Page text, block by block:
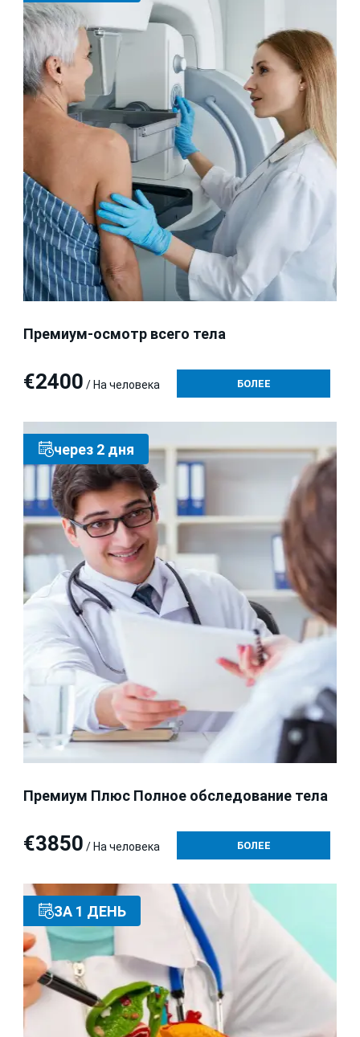
Премиум-осмотр всего тела
€2400 / На человека БОЛЕЕ
через 2 дня
Премиум Плюс Полное обследование тела
€3850 / На человека БОЛЕЕ
ЗА 1 ДЕНЬ